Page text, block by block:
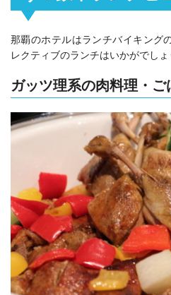
那覇のホテルはランチバイキング
レクティブのランチはいかがでしょ
ガッツ理系の肉料理・